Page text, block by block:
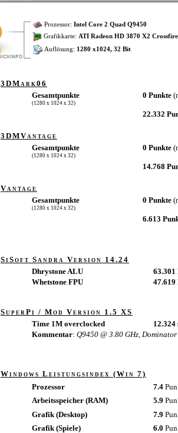
Prozessor: Intel Core 2 Quad Q9450
Grafikkarte: ATI Radeon HD 3870 X2
Auflösung: 1280 x1024, 32 Bit
3DMark06
Gesamtpunkte
(1280 x 1024 x 32)
0 Punkte
22.332
3DMVantage
Gesamtpunkte
(1280 x 1024 x 32)
0 Punkte
14.768
Vantage
Gesamtpunkte
(1280 x 1024 x 32)
0 Punkte
6.613
SiSoft Sandra Version 14.24
Dhrystone ALU
63.301
Whetstone FPU
47.619
SuperPi / Mod Version 1.5 XS
Time 1M overclocked
12.324
Kommentar: Q9450 @ 3.80 GHz,
Windows Leistungsindex (Win 7)
Prozessor
7.4
Arbeitsspeicher (RAM)
5.9
Grafik (Desktop)
7.9
Grafik (Spiele)
6.0